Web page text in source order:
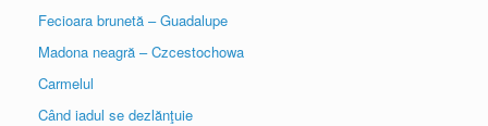
Fecioara brunetă – Guadalupe
Madona neagră – Czcestochowa
Carmelul
Când iadul se dezlănţuie